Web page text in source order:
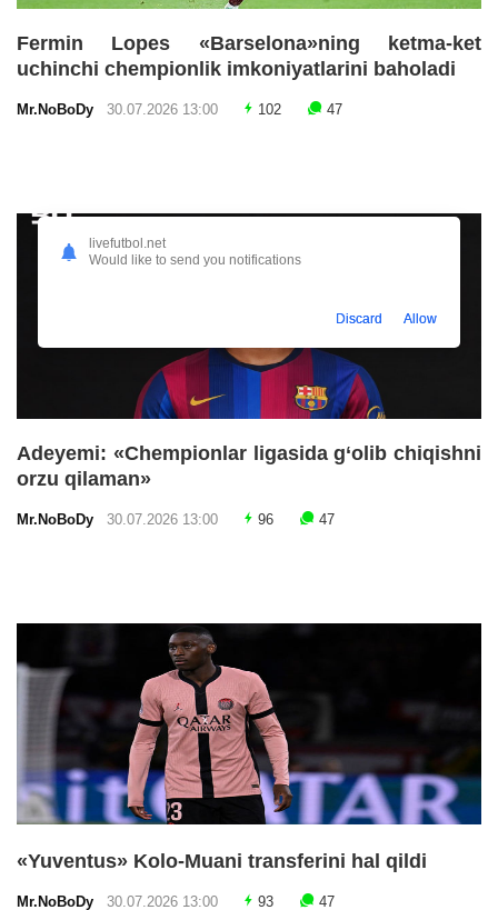
Fermin Lopes «Barselona»ning ketma-ket
uchinchi chempionlik imkoniyatlarini baholadi
Mr.NoBoDy 30.07.2026 13:00 102 47
Adeyemi: «Chempionlar ligasida g‘olib chiqishni
orzu qilaman»
Mr.NoBoDy 30.07.2026 13:00 96 47
«Yuventus» Kolo-Muani transferini hal qildi
Mr.NoBoDy 30.07.2026 13:00 93 47
livefutbol.net
Would like to send you notifications
Discard Allow